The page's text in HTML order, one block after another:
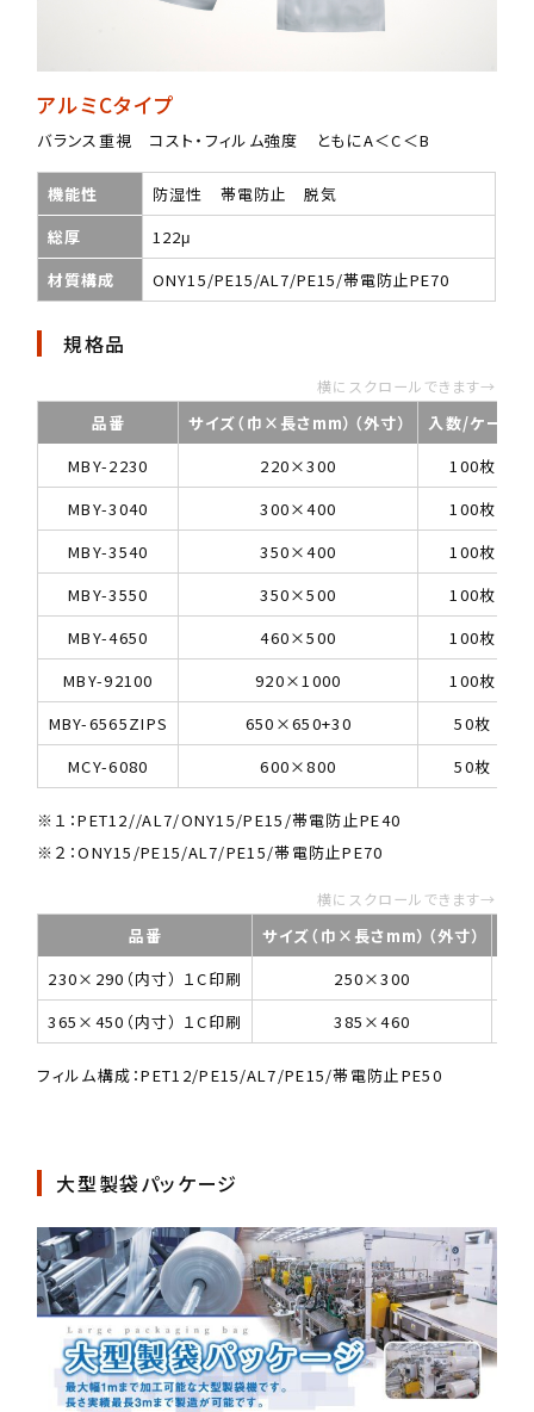
アルミCタイプ
バランス重視 コスト・フィルム強度 ともにA＜C＜B
機能性
防湿性 帯電防止 脱気
総厚
122μ
材質構成
ONY15/PE15/AL7/PE15/帯電防止PE70
規格品
横にスクロールできます→
品番 サイズ（巾×長さmm）（外寸）
入数/ケース
MBY-2230
220×300
100枚
MBY-3040
300×400
100枚
MBY-3540
350×400
100枚
MBY-3550
350×500
100枚
MBY-4650
460×500
100枚
MBY-92100
920×1000
100枚
MBY-6565ZIPS
650×650+30
50枚
MCY-6080
600×800 50枚
※１：PET12//AL7/ONY15/PE15/帯電防止PE40
※２：ONY15/PE15/AL7/PE15/帯電防止PE70
横にスクロールできます→
品番 サイズ（巾×長さmm）（外寸）
230×290（内寸） １C印刷
250×300
365×450（内寸） １C印刷
385×460
フィルム構成：PET12/PE15/AL7/PE15/帯電防止PE50
大型製袋パッケージ